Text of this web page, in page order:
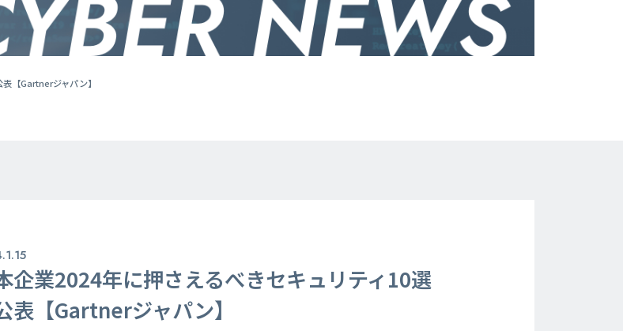
【Gartnerジャパン】
企業2024年に押さえるべきセキュリティ10選
表【Gartnerジャパン】